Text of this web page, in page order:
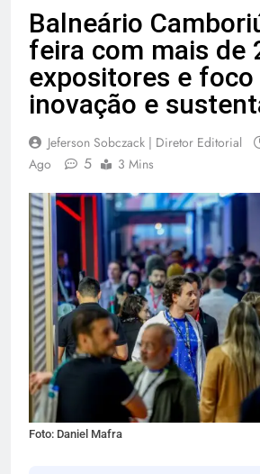
Balneário
feira com mais de
expositores e foco
inovação e
Jeferson Sobczack | Diretor Editorial
Ago
5 3 Mins
Foto: Daniel Mafra